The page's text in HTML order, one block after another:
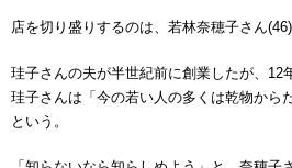
店を切り盛りするのは、若林奈穂子さん
珪子さんの夫が半世紀前に創業したが、12
珪子さんは「今の若い人の多くは乾物から
という。